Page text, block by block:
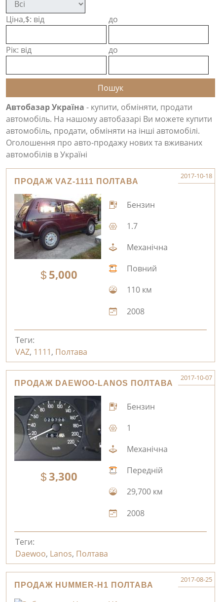
Ціна,$: від до
Рік: від до
Автобазар Україна - купити, обміняти, продати
автомобіль. На нашому автобазарі Ви можете купити
автомобіль, продати, обміняти на інші автомобілі.
Оголошення про авто-продажу нових та вживаних
автомобілів в Україні
ПРОДАЖ VAZ-1111 ПОЛТАВА
2017-10-18
5,000
Бензин
1.7
Механічна
Повний
110 км
2008
Теги:
VAZ, 1111, Полтава
ПРОДАЖ DAEWOO-LANOS ПОЛТАВА
2017-10-07
3,300
Бензин
1
Механічна
Передній
29,700 км
2008
Теги:
Daewoo, Lanos, Полтава
ПРОДАЖ HUMMER-H1 ПОЛТАВА
2017-08-25